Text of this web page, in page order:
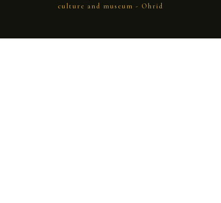
culture and museum - Ohrid